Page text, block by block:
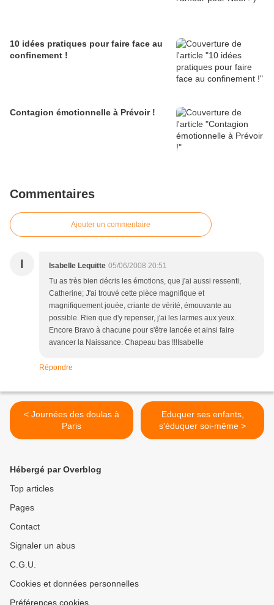
10 idées pratiques pour faire face au
confinement !
Contagion émotionnelle à Prévoir !
Commentaires
Ajouter un commentaire
I Isabelle Lequitte 05/06/2008 20:51
Tu as très bien décris les émotions, que j'ai aussi ressenti,
Catherine; J'ai trouvé cette pièce magnifique et
magnifiquement jouée, criante de vérité, émouvante au
possible. Rien que d'y repenser, j'ai les larmes aux yeux.
Encore Bravo à chacune pour s'être lancée et ainsi faire
avancer la Naissance. Chapeau bas !!!Isabelle
Répondre
< Journées des doulas à
Paris
Eduquer ses enfants,
s'éduquer soi-même >
Hébergé par Overblog
Top articles
Pages
Contact
Signaler un abus
C.G.U.
Cookies et données personnelles
Préférences cookies